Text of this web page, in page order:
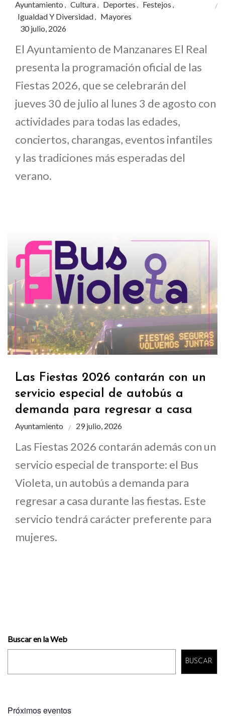
Ayuntamiento , Cultura, Deportes , Festejos ,
Igualdad Y Diversidad, Mayores
30 julio, 2026
El Ayuntamiento de Manzanares El Real
presenta la programación oficial de las
Fiestas 2026, que se celebrarán del
jueves 30 de julio al lunes 3 de agosto con
actividades para todas las edades,
conciertos, charangas, eventos infantiles
y las tradiciones más esperadas del
verano.
Las Fiestas 2026 contarán con un
servicio especial de autobús a
demanda para regresar a casa
Ayuntamiento 29 julio, 2026
Las Fiestas 2026 contarán además con un
servicio especial de transporte: el Bus
Violeta, un autobús a demanda para
regresar a casa durante las fiestas. Este
servicio tendrá carácter preferente para
mujeres.
Buscar en la Web
BUSCAR
Próximos eventos